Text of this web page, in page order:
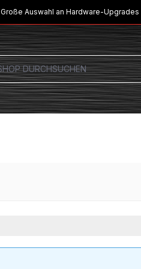
Große Auswahl an Hardware-Upgrades